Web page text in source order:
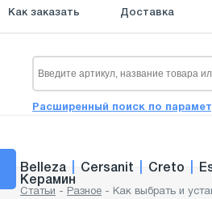
Как заказать Доставка
Расширенный поиск по
Belleza Cersanit Creto
Керамин
Статьи - Разное - Как выбрать и